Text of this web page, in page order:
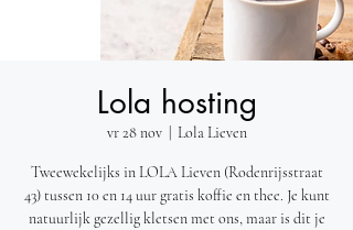
Lola hosting
vr 28 nov
  |
Lola Lieven
Tweewekelijks in LOLA Lieven (Rodenrijsstraat
43) tussen 10 en 14 uur gratis koffie en thee. Je kunt
natuurlijk gezellig kletsen met ons, maar is dit je